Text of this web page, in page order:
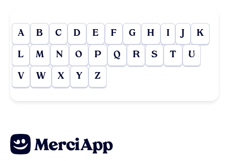
A B C D E F G H I J K
L M N O P Q R S T U
V W X Y Z